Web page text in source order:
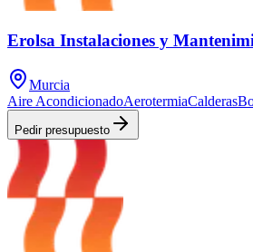
Erolsa Instalaciones y
Murcia
Aire AcondicionadoAerotermiaCalderas
Pedir presupuesto